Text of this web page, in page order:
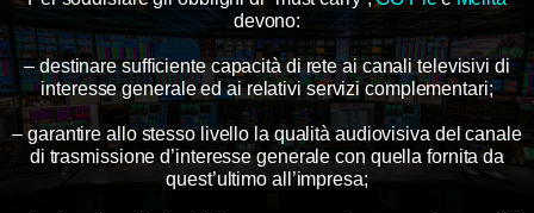
devono:
– destinare sufficiente capacità di rete ai canali televisivi di
interesse generale ed ai relativi servizi complementari;
– garantire allo stesso livello la qualità audiovisiva del canale
di trasmissione d’interesse generale con quella fornitada
quest’ultimo all’impresa;